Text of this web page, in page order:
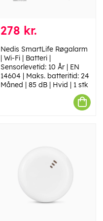
278 kr.
Nedis SmartLife Røgalarm
| Wi-Fi | Batteri |
Sensorlevetid: 10 År | EN
14604 | Maks. batteritid: 24
Måned | 85 dB | Hvid | 1 stk